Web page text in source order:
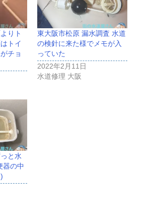
りト
トイ
チョ
東大阪市松原 漏水調査 水道
の検針に来た様でメモが入
っていた
2022年2月11日
水道修理 大阪
と水
器の中